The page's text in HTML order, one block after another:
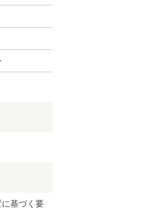
基づく要